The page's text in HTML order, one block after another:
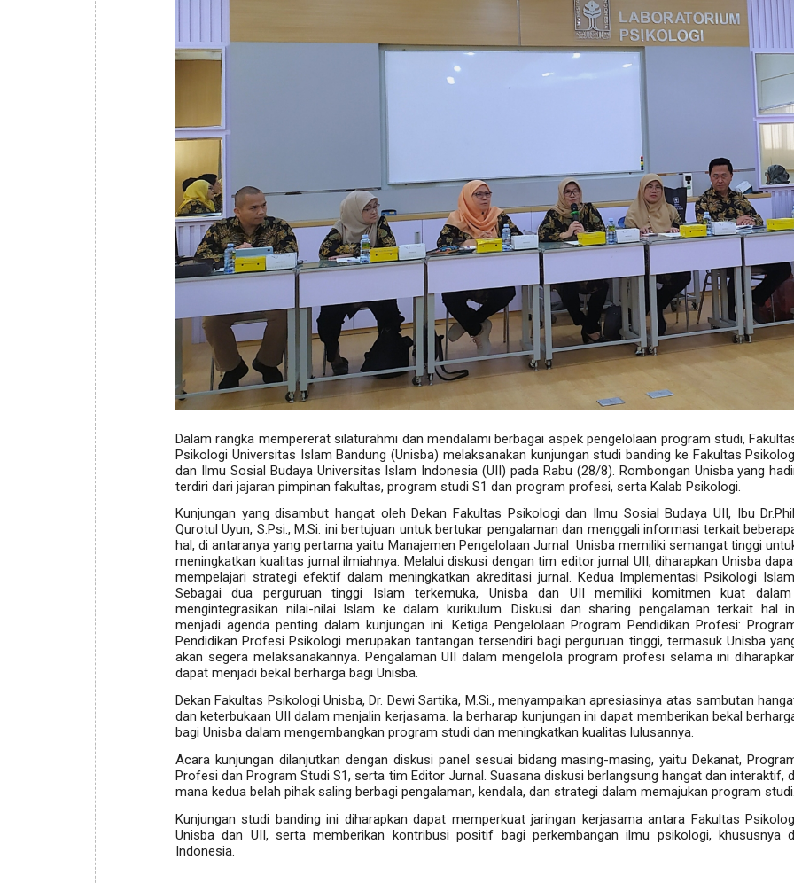
Dalam rangka mempererat silaturahmi dan mendalami berbagai aspek pengelolaan program studi,
Psikologi Universitas Islam Bandung (Unisba) melaksanakan kunjungan studi banding ke Fakultas
dan Ilmu Sosial Budaya Universitas Islam Indonesia (UII) pada Rabu (28/8). Rombongan Unisba yang
terdiri dari jajaran pimpinan fakultas, program studi S1 dan program profesi, serta Kalab Psikologi.
Kunjungan yang disambut hangat oleh Dekan Fakultas Psikologi dan Ilmu Sosial Budaya UII, Ibu
Qurotul Uyun, S.Psi., M.Si. ini bertujuan untuk bertukar pengalaman dan menggali informasi terkait
hal, di antaranya yang pertama yaitu Manajemen Pengelolaan Jurnal
Unisba memiliki semangat tinggi
meningkatkan kualitas jurnal ilmiahnya. Melalui diskusi dengan tim editor jurnal UII, diharapkan Unisba
mempelajari strategi efektif dalam meningkatkan akreditasi jurnal. Kedua Implementasi Psikologi
Sebagai dua perguruan tinggi Islam terkemuka, Unisba dan UII memiliki komitmen kuat dalam
mengintegrasikan nilai-nilai Islam ke dalam kurikulum. Diskusi dan sharing pengalaman terkait hal
menjadi agenda penting dalam kunjungan ini. Ketiga Pengelolaan Program Pendidikan Profesi:
Pendidikan Profesi Psikologi merupakan tantangan tersendiri bagi perguruan tinggi, termasuk Unisba
akan segera melaksanakannya. Pengalaman UII dalam mengelola program profesi selama ini
dapat menjadi bekal berharga bagi Unisba.
Dekan Fakultas Psikologi Unisba, Dr. Dewi Sartika, M.Si., menyampaikan apresiasinya atas sambutan
dan keterbukaan UII dalam menjalin kerjasama. Ia berharap kunjungan ini dapat memberikan bekal
bagi Unisba dalam mengembangkan program studi dan meningkatkan kualitas lulusannya.
Acara kunjungan dilanjutkan dengan diskusi panel sesuai bidang masing-masing, yaitu Dekanat,
Profesi dan Program Studi S1, serta tim Editor Jurnal. Suasana diskusi berlangsung hangat dan interaktif,
mana kedua belah pihak saling berbagi pengalaman, kendala, dan strategi dalam memajukan program
Kunjungan studi banding ini diharapkan dapat memperkuat jaringan kerjasama antara Fakultas
Unisba dan UII, serta memberikan kontribusi positif bagi perkembangan ilmu psikologi, khususnya
Indonesia.